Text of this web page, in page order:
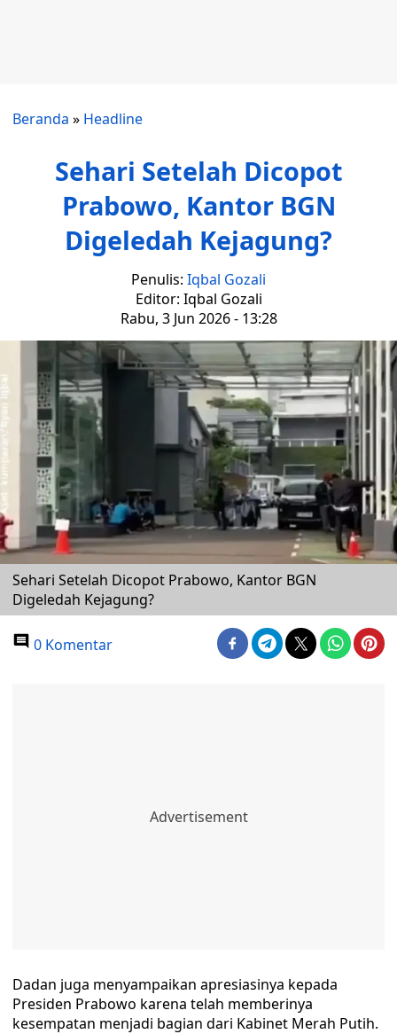
Beranda » Headline
Sehari Setelah Dicopot
Prabowo, Kantor BGN
Digeledah Kejagung?
Penulis: Iqbal Gozali
Editor: Iqbal Gozali
Rabu, 3 Jun 2026 - 13:28
Sehari Setelah Dicopot Prabowo, Kantor BGN
Digeledah Kejagung?
0 Komentar
Dadan juga menyampaikan apresiasinya kepada
Presiden Prabowo karena telah memberinya
kesempatan menjadi bagian dari Kabinet Merah Putih.